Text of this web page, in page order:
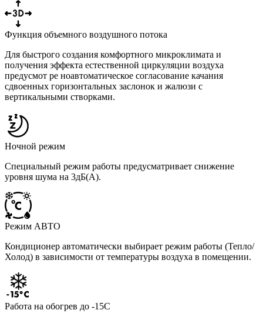
Функция объемного воздушного потока
Для быстрого создания комфортного микроклимата и
получения эффекта естественной циркуляции воздуха
предусмот ре ноавтоматическое согласование качания
сдвоенных горизонтальных заслонок и жалюзи с
вертикальными створками.
Ночной режим
Специальный режим работы предусматривает снижение
уровня шума на 3дБ(А).
Режим АВТО
Кондиционер автоматически выбирает режим работы (Тепло/
Холод) в зависимости от температуры воздуха в помещении.
Работа на обогрев до -15С